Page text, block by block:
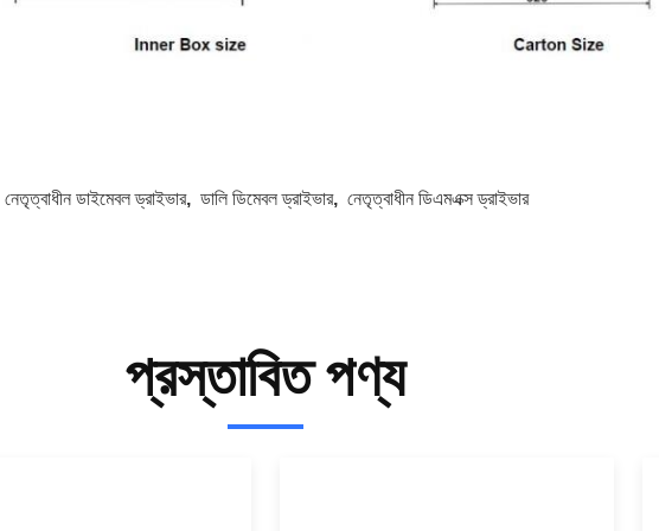
নেতৃত্বাধীন ডাইমেবল ড্রাইভার, ডালি ডিমেবল ড্রাইভার, নেতৃত্বাধীন ডিএমএক্স ড্রাইভার
প্রস্তাবিত পণ্য